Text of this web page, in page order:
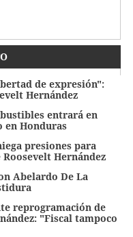
de expresión":
Hernández
entrará en
en Honduras
presiones para
Hernández
Abelardo De La
reprogramación de
"Fiscal tampoco